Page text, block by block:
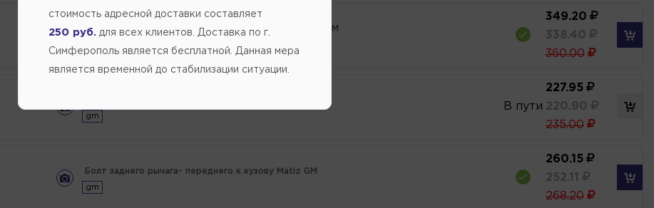
Болт заднего нижнего рычага DAEWOO WINDSTROM GM
349.20
338.40
360.00
gm
В пути
227.95
220.90
235.00
Болт заднего рычага- переднего к кузову Matiz GM
gm
260.15
252.11
268.20
стоимость адресной доставки составляет
250 руб. для всех клиентов. Доставка по г.
Симферополь является бесплатной. Данная мера
является временной до стабилизации ситуации.